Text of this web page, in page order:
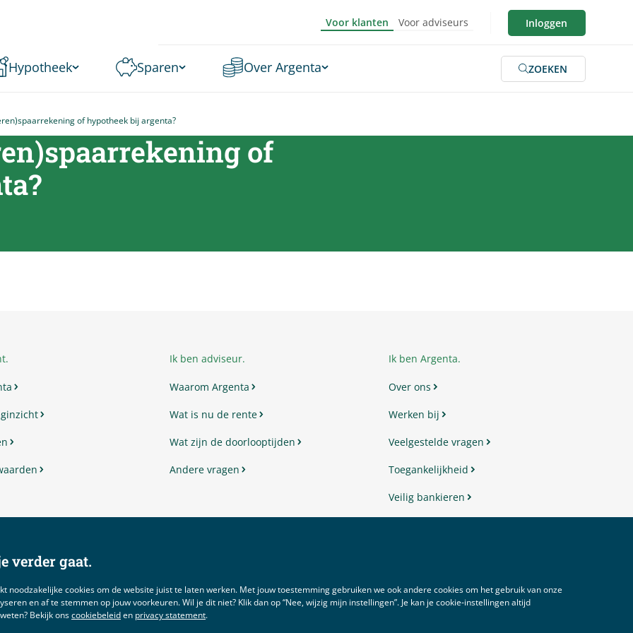
verder gaat.
noodzakelijke cookies om de website juist te laten werken. Met jouw toestemming gebruiken we ook andere cookies om het gebruik van onze
en af te stemmen op jouw voorkeuren. Wil je dit niet? Klik dan op “Nee, wijzig mijn instellingen”. Je kan je cookie‑instellingen altijd
Bekijk onscookiebeleiden privacy statement.
Voor klanten Voor adviseurs Inloggen
Hypotheek Sparen Over Argenta ZOEKEN
of hypotheek bij argenta?
of
?
Ik ben adviseur.
Waarom Argenta
Wat is nu de rente
Wat zijn de doorlooptijden
Andere vragen
Ik ben Argenta.
Over ons
Werken bij
Veelgestelde vragen
Toegankelijkheid
Veilig bankieren
DisclaimerVoorwaardenPrivacy